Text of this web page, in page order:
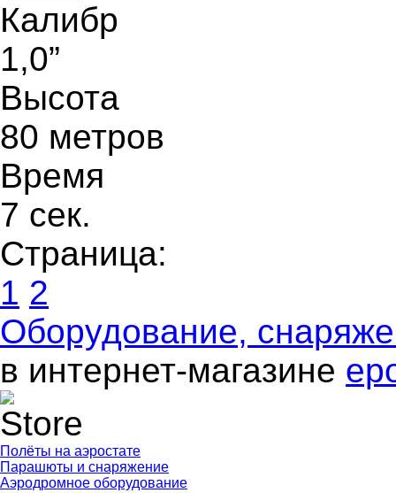
Калибр
1,0”
Высота
80 метров
Время
7 сек.
Страница:
1 2
Оборудование,
в интернет-магазине
Полёты на аэростате
Парашюты и снаряжение
Аэродромное оборудование